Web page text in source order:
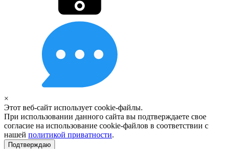
×
Этот веб-сайт использует cookie-файлы.
При использовании данного сайта вы подтверждаете свое
согласие на использование cookie-файлов в соответствии с
нашей политикой приватности.
Подтверждаю